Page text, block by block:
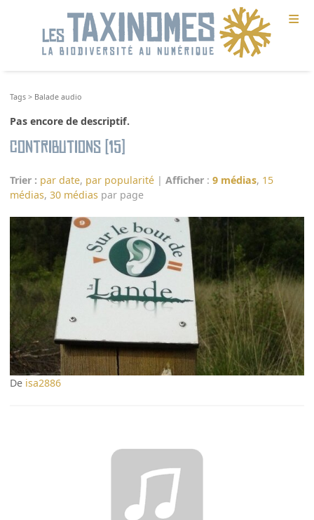
≡
Tags > Balade audio
Pas encore de descriptif.
Contributions (15)
Trier : par date, par popularité |Afficher :9 médias, 15
médias,30 médias par page
De isa2886